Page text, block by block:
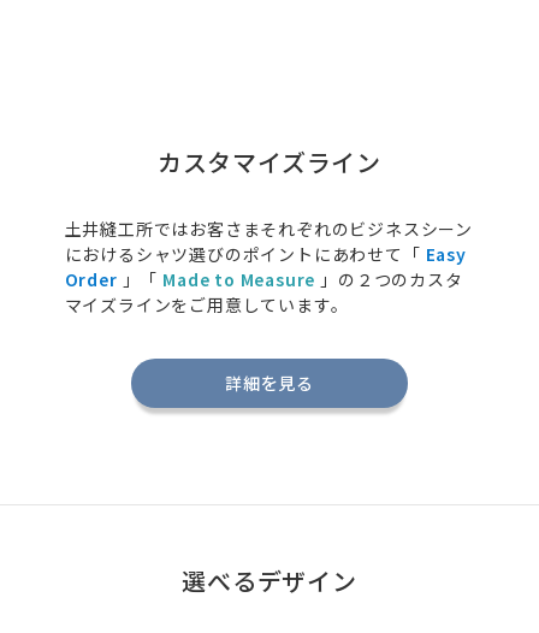
カスタマイズライン
土井縫工所ではお客さまそれぞれのビジネスシーン
におけるシャツ選びのポイントにあわせて「 Easy
Order 」「 Made to Measure 」の２つのカスタ
マイズラインをご用意しています。
詳細を見る
選べるデザイン